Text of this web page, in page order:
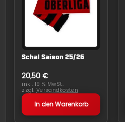
Schal Saison 25/26
20,50€
inkl. 19 % MwSt.
zzgl.Versandkosten
In den Warenkorb